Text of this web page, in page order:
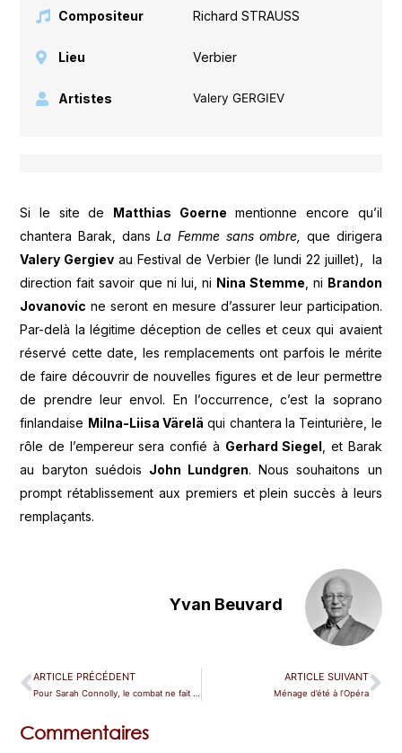
Compositeur Richard STRAUSS
Lieu Verbier
Artistes Valery GERGIEV
Si le site de Matthias Goerne mentionne encore qu’il
chantera Barak, dansLa Femme sans ombre,
que dirigera
Valery Gergiev au Festival de Verbier (le lundi 22 juillet), la
direction fait savoir que ni lui, ni Nina Stemme , ni Brandon
Jovanovic ne seront en mesure d’assurer leur participation.
Par-delà la légitime déception de celles et ceux qui avaient
réservé cette date, les remplacements ont parfois le mérite
de faire découvrir de nouvelles figures et de leur permettre
de prendre leur envol. En l’occurrence, c’est la soprano
finlandaise Milna-Liisa Värelä qui chantera la Teinturière, le
rôle de l’empereur sera confié à Gerhard Siegel , et Barak
au baryton suédois John Lundgren. Nous souhaitons un
prompt rétablissement aux premiers et plein succès à leurs
remplaçants.
Yvan Beuvard
ARTICLE PRÉCÉDENT ARTICLE SUIVANT
Ménage d’été à l’Opéra
Commentaires